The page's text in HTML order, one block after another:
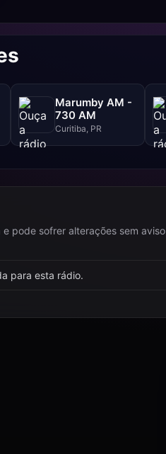
Marumby AM -
730 AM
Curitiba, PR
pode sofrer alterações sem aviso
para esta rádio.